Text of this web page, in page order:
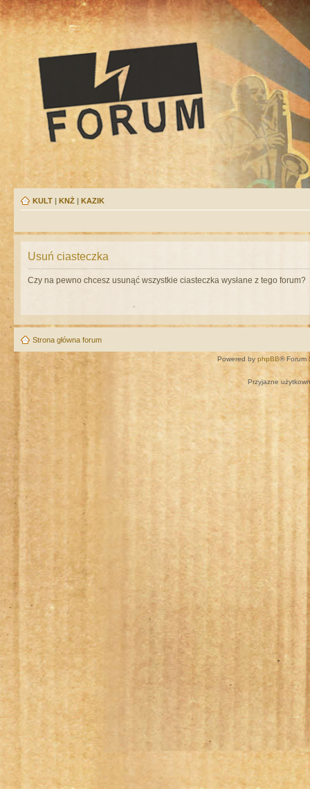
KULT | KNŻ | KAZIK
Usuń ciasteczka
Czy na pewno chcesz usunąć wszystkie ciasteczka wysłane z tego forum?
Strona główna forum
Powered by phpBB® Forum
Przyjazne